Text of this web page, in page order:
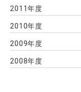
2011年度
2010年度
2009年度
2008年度